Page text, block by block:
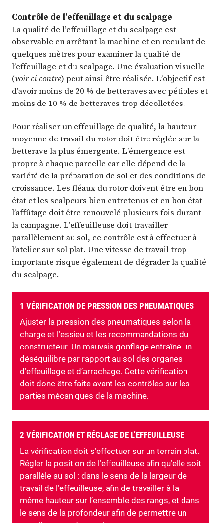
Contrôle de l’effeuillage et du scalpage
La qualité de l’effeuillage et du scalpage est
observable en arrêtant la machine et en reculant de
quelques mètres pour examiner la qualité de
l’effeuillage et du scalpage. Une évaluation visuelle
(voir ci-contre) peut ainsi être réalisée. L’objectif est
d’avoir moins de 20 % de betteraves avec pétioles et
moins de 10 % de betteraves trop décolletées.
Pour réaliser un effeuillage de qualité, la hauteur
moyenne de travail du rotor doit être réglée sur la
betterave la plus émergente. L’émergence est
propre à chaque parcelle car elle dépend de la
variété de la préparation de sol et des conditions de
croissance. Les fléaux du rotor doivent être en bon
état et les scalpeurs bien entretenus et en bon état –
l’affûtage doit être renouvelé plusieurs fois durant
la campagne. L’effeuilleuse doit travailler
parallèlement au sol, ce contrôle est à effectuer à
l’atelier sur sol plat. Une vitesse de travail trop
importante risque également de dégrader la qualité
du scalpage.
1 VÉRIFICATION DE PRESSION DES PNEUMATIQUES
Ajuster la pression des pneumatiques selon la
charge et l’essieu et les recommandations du
constructeur. Un mauvais gonflage entraîne un
déséquilibre par rapport au sol des organes
d’effeuillage et d’arrachage. Cette vérification
doit donc être faite avant les contrôles sur les
parties mécaniques de la machine.
2 VÉRIFICATION ET RÉGLAGE DE L’EFFEUILLEUSE
La vérification doit s’effectuer sur un terrain plat.
Régler la position de l’effeuilleuse afin qu’elle soit
parallèle au sol : dans le sens de la largeur de
travail de l’effeuilleuse, afin de travailler à la
même hauteur sur l’ensemble des rangs, et dans
le sens de la profondeur afin de permettre un